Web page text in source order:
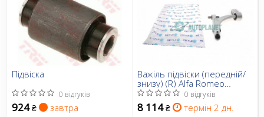
Підвіска
0 відгуків
924₴ завтра
Важіль підвіски (передній/
знизу) (R) Alfa Romeo
159/Brera/Spider 05-12
0 відгуків
8 114₴ термін 2 дн.